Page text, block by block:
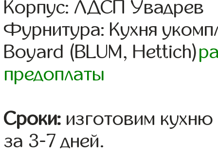
Корпус: ЛДСП Увадрев
Фурнитура: Кухня
Boyard (BLUM, Hettich)
предоплаты
Сроки: изготовим
за 3-7 дней.